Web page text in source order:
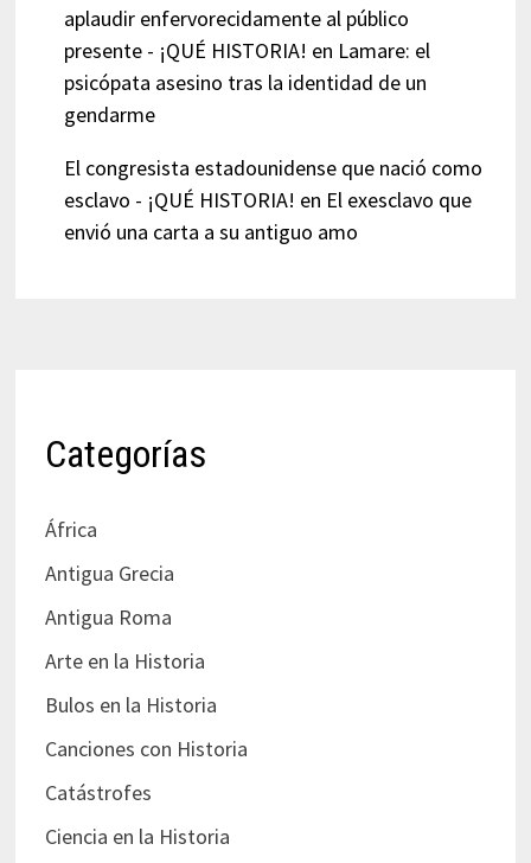
aplaudir enfervorecidamente al público
presente - ¡QUÉ HISTORIA! en Lamare: el
psicópata asesino tras la identidad de un
gendarme
El congresista estadounidense que nació como
esclavo - ¡QUÉ HISTORIA! en El exesclavo que
envió una carta a su antiguo amo
Categorías
África
Antigua Grecia
Antigua Roma
Arte en la Historia
Bulos en la Historia
Canciones con Historia
Catástrofes
Ciencia en la Historia